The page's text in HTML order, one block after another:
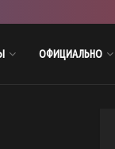
ОФИЦИАЛЬНО